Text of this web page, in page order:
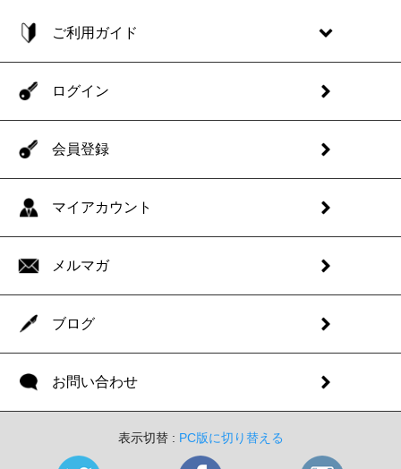
ご利用ガイド
ログイン
会員登録
マイアカウント
メルマガ
ブログ
お問い合わせ
表示切替 : PC版に切り替える